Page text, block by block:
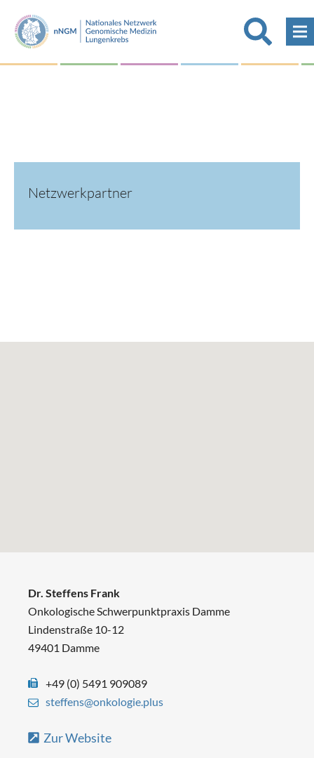
Netzwerkpartner
Dr. Steffens Frank
Onkologische Schwerpunktpraxis Damme
Lindenstraße 10-12
49401 Damme
+49 (0) 5491 909089
steffens@onkologie.plus
Zur Website